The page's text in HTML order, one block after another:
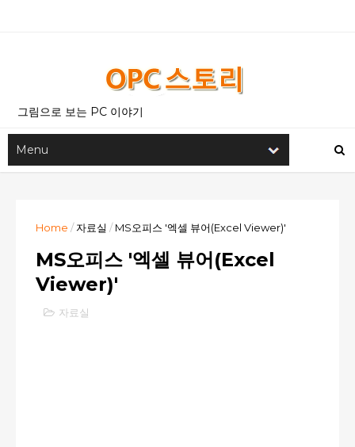
그림으로 보는 PC 이야기
Home /자료실 / MS오피스 '엑셀 뷰어(Excel Viewer)'
MS오피스 '엑셀 뷰어(Excel
Viewer)'
자료실